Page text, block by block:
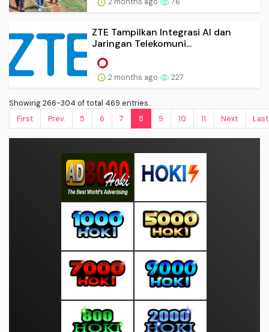
ZTE Tampilkan Integrasi AI dan
Jaringan Telekomuni...
2 months ago 227
Showing 266-304 of total 469 entries.
First
Prev. 5 6 7 8 9 10 11 Next Last